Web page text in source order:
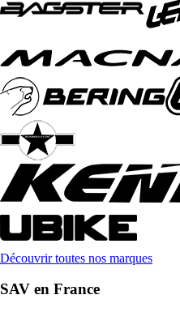
Découvrir toutes nos marques
SAV en France